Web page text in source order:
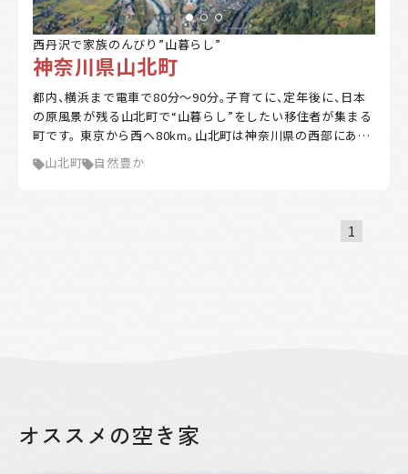
西丹沢で家族のんびり”山暮らし”
神奈川県山北町
都内、横浜まで電車で80分～90分。子育てに、定年後に、日本
の原風景が残る山北町で“山暮らし”をしたい移住者が集まる
町です。 東京から西へ80km。山北町は神奈川県の西部にあ
る、緑深い丹沢の山々に抱かれたまち。町の9割は丹沢山塊。
雄大な山々、美しい湖、雄大な富士山の景観、清らかな流れ。
いうライフスタイルをかなえた移住者もいます。カフェを開
山北町 自然豊か
1
オススメの空き家